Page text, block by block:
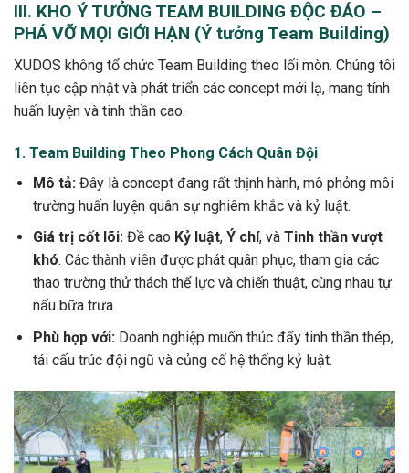
III. KHO Ý TƯỞNG TEAM BUILDING ĐỘC ĐÁO –
PHÁ VỠ MỌI GIỚI HẠN (Ý tưởng Team Building)
XUDOS không tổ chức Team Building theo lối mòn. Chúng tôi
liên tục cập nhật và phát triển các concept mới lạ, mang tính
huấn luyện và tinh thần cao.
1. Team Building Theo Phong Cách Quân Đội
Mô tả:Đây là concept đang rất thịnh hành, mô phỏng môi
trường huấn luyện quân sự nghiêm khắc và kỷ luật.
Giá trị cốt lõi:Đề cao Kỷ luật, Ý chí, và Tinh thần vượt
khó. Các thành viên được phát quân phục, tham gia các
thao trường thử thách thể lực và chiến thuật, cùng nhau tự
nấu bữa trưa
Phù hợp với:Doanh nghiệp muốn thúc đẩy tinh thần thép,
tái cấu trúc đội ngũ và củng cố hệ thống kỷ luật.